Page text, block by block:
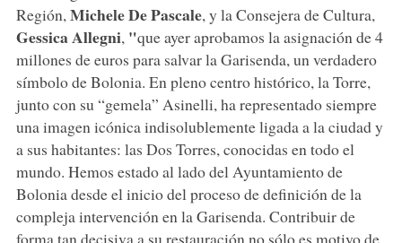
Región,Michele De Pascale, y la Consejera de Cultura,
Gessica Allegni,"que ayer aprobamos la asignación de 4
millones de euros para salvar la Garisenda, un verdadero
símbolo de Bolonia. En pleno centro histórico, la Torre,
junto con su “gemela” Asinelli, ha representado siempre
una imagen icónica indisolublemente ligada a la ciudad y
a sus habitantes: las Dos Torres, conocidas en todo el
mundo. Hemos estado al lado del Ayuntamiento de
Bolonia desde el inicio del proceso de definición de la
compleja intervención en la Garisenda. Contribuir de
forma tan decisiva a su restauración no sólo es motivo de